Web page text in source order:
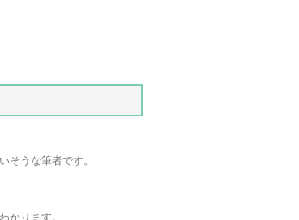
そうな筆者です。